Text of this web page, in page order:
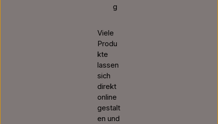
g
Viele
Produ
kte
lassen
sich
direkt
online
gestalt
en und